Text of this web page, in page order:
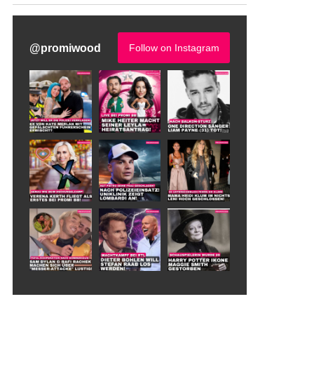
@promiwood Follow on Instagram